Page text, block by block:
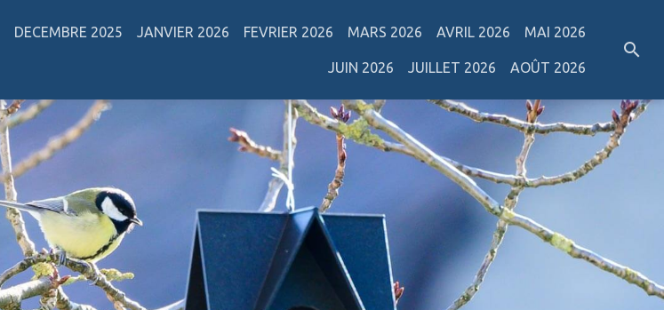
DECEMBRE 2025 JANVIER 2026 FEVRIER 2026 MARS 2026 AVRIL 2026 MAI 2026
JUIN 2026 JUILLET 2026 AOÛT 2026